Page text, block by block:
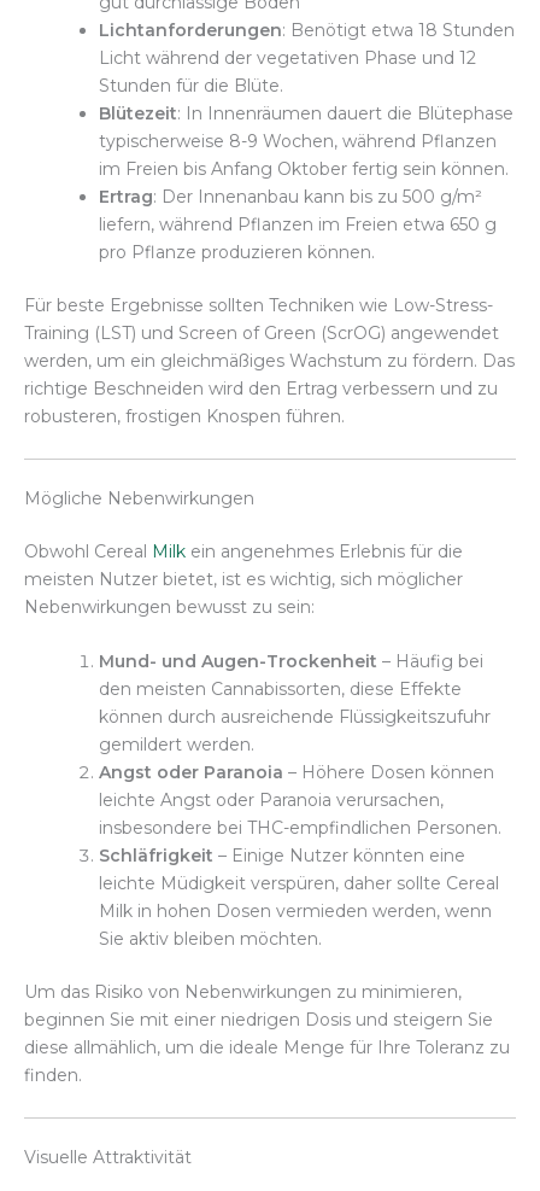
Lichtanforderungen: Benötigt etwa 18 Stunden
Licht während der vegetativen Phase und 12
Stunden für die Blüte.
Blütezeit: In Innenräumen dauert die Blütephase
typischerweise 8-9 Wochen, während Pflanzen
im Freien bis Anfang Oktober fertig sein können.
Ertrag: Der Innenanbau kann bis zu 500 g/m²
liefern, während Pflanzen im Freien etwa 650 g
pro Pflanze produzieren können.
Für beste Ergebnisse sollten Techniken wie Low-Stress-
Training (LST) und Screen of Green (ScrOG) angewendet
werden, um ein gleichmäßiges Wachstum zu fördern. Das
richtige Beschneiden wird den Ertrag verbessern und zu
robusteren, frostigen Knospen führen.
Mögliche Nebenwirkungen
Obwohl Cereal Milk ein angenehmes Erlebnis für die
meisten Nutzer bietet, ist es wichtig, sich möglicher
Nebenwirkungen bewusst zu sein:
Mund- und Augen-Trockenheit – Häufig bei
den meisten Cannabissorten, diese Effekte
können durch ausreichende Flüssigkeitszufuhr
gemildert werden.
Angst oder Paranoia – Höhere Dosen können
leichte Angst oder Paranoia verursachen,
insbesondere bei THC-empfindlichen Personen.
Schläfrigkeit – Einige Nutzer könnten eine
leichte Müdigkeit verspüren, daher sollte Cereal
Milk in hohen Dosen vermieden werden, wenn
Sie aktiv bleiben möchten.
Um das Risiko von Nebenwirkungen zu minimieren,
beginnen Sie mit einer niedrigen Dosis und steigern Sie
diese allmählich, um die ideale Menge für Ihre Toleranz zu
finden.
Visuelle Attraktivität